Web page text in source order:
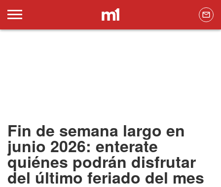
Fin de semana largo en
junio 2026: enterate
quiénes podrán disfrutar
del último feriado del mes